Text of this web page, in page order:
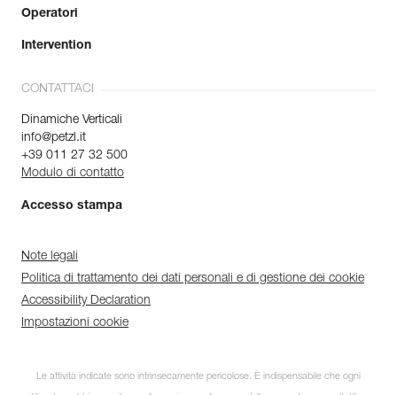
Operatori
Intervention
CONTATTACI
Dinamiche Verticali
info@petzl.it
+39 011 27 32 500
Modulo di contatto
Accesso stampa
Note legali
Politica di trattamento dei dati personali e di gestione dei cookie
Accessibility Declaration
Impostazioni cookie
Le attività indicate sono intrinsecamente pericolose. È indispensabile che ogni